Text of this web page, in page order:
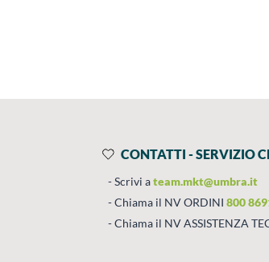
CONTATTI - SERVIZIO
Scrivi ateam.mkt@umbra.it
Chiama il NV ORDINI 800
Chiama il NV ASSISTENZA